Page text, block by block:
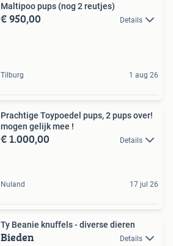
Maltipoo pups (nog 2 reutjes)
€ 950,00 Details
Tilburg 1 aug 26
Prachtige Toypoedel pups, 2 pups over!
mogen gelijk mee !
€ 1.000,00 Details
Nuland 17 jul 26
Ty Beanie knuffels - diverse dieren
Bieden Details